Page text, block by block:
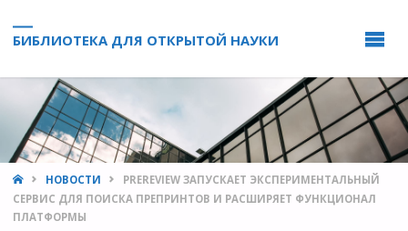
БИБЛИОТЕКА ДЛЯ ОТКРЫТОЙ НАУКИ
HOMEНОВОСТИ
PREREVIEW ЗАПУСКАЕТ ЭКСПЕРИМЕНТАЛЬНЫЙ
СЕРВИС ДЛЯ ПОИСКА ПРЕПРИНТОВ И РАСШИРЯЕТ ФУНКЦИОНАЛ
ПЛАТФОРМЫ